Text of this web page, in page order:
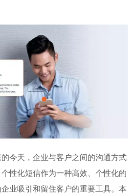
今天，企业与客户之间的沟通方式
性化短信作为一种高效、个性化的
业吸引和留住客户的重要工具。本